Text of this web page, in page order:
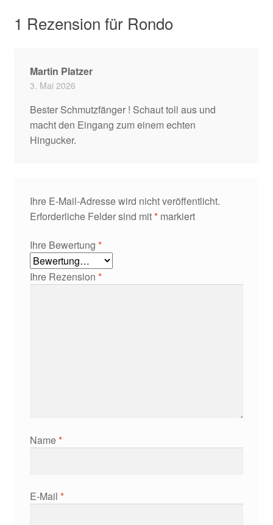
1 Rezension für Rondo
Martin Platzer
3. Mai 2026
Bester Schmutzfänger ! Schaut toll aus und
macht den Eingang zum einem echten
Hingucker.
Ihre E-Mail-Adresse wird nicht veröffentlicht.
Erforderliche Felder sind mit*markiert
Ihre Bewertung *
Ihre Rezension *
Name*
E-Mail *